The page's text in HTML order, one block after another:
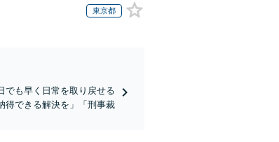
東京都
でも早く日常を取り戻せる
得できる解決を」「刑事裁